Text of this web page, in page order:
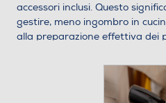
accessori inclusi. Questo
gestire, meno ingombro in
alla preparazione effettiva dei
delicati come frutta, panna o
senza problemi, così come
legumi o verdure crude.